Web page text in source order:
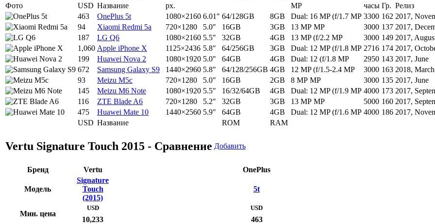
Фото
USD Название px. MP часы Гр. Релиз
USD Название ROM RAM
463 OnePlus 5t 1080×2160 6.01" 64/128GB 8GB Dual: 16 MP (f/1.7 MP 3300 162 2017,
94
Xiaomi Redmi 5a 720×1280 5.0" 16GB 3GB 13 MP MP 3000 137 2017,
187
LG Q6 1080×2160 5.5" 32GB 4GB 13 MP (f/2.2 MP 3000 149 2017,
1,060 Apple iPhone X 1125×2436 5.8" 64/256GB 3GB Dual: 12 MP (f/1.8 MP 2716 174 2017,
199
Huawei Nova 2 1080×1920 5.0" 64GB 4GB Dual: 12 (f/1.8 MP 2950 143 2017, June
672
Samsung Galaxy S9 1440×2960 5.8" 64/128/256GB 4GB 12 MP (f/1.5-2.4 MP 3000 163 2018, March
93
Meizu M5c 720×1280 5.0" 16GB 2GB 8 MP MP 3000 135 2017, June
145
Meizu M6 Note 1080×1920 5.5" 16/32/64GB 4GB Dual: 12 MP (f/1.9 MP 4000 173 2017,
116
ZTE Blade A6 720×1280 5.2" 32GB 3GB 13 MP MP 5000 160 2017,
475
Huawei Mate 10 1440×2560 5.9" 64GB 4GB Dual: 12 MP (f/1.6 MP 4000 186 2017,
Vertu Signature Touch 2015 - Сравнение Добавить
Бренд Vertu OnePlus
Модель
Signature
Touch
(2015)
5t
Мин. цена
USD
10,233
USD
463